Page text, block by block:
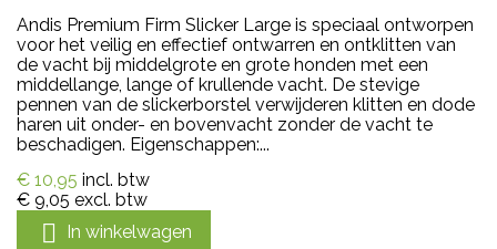
Andis Premium Firm Slicker Large is speciaal ontworpen
voor het veilig en effectief ontwarren en ontklitten van
de vacht bij middelgrote en grote honden met een
middellange, lange of krullende vacht. De stevige
pennen van de slickerborstel verwijderen klitten en dode
haren uit onder- en bovenvacht zonder de vacht te
beschadigen. Eigenschappen:...
€ 10,95 incl. btw
€ 9,05 excl. btw
 In winkelwagen